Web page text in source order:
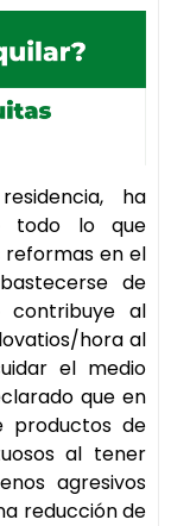
ha
todo lo que
reformas en el
de
al
hora al
el medio
que en
productos de
al tener
agresivos
reducción de